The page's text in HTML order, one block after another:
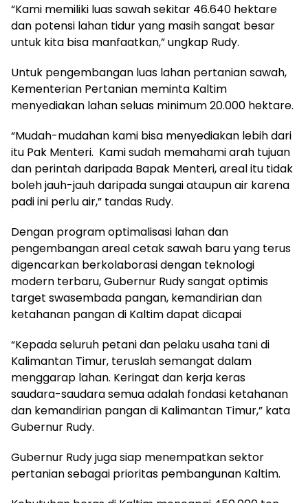
“Kami memiliki luas sawah sekitar 46.640 hektare
dan potensi lahan tidur yang masih sangat besar
untuk kita bisa manfaatkan,” ungkap Rudy.
Untuk pengembangan luas lahan pertanian sawah,
Kementerian Pertanian meminta Kaltim
menyediakan lahan seluas minimum 20.000 hektare.
“Mudah-mudahan kami bisa menyediakan lebih dari
itu Pak Menteri. Kami sudah memahami arah tujuan
dan perintah daripada Bapak Menteri, areal itu tidak
boleh jauh-jauh daripada sungai ataupun air karena
padi ini perlu air,” tandas Rudy.
Dengan program optimalisasi lahan dan
pengembangan areal cetak sawah baru yang terus
digencarkan berkolaborasi dengan teknologi
modern terbaru, Gubernur Rudy sangat optimis
target swasembada pangan, kemandirian dan
ketahanan pangan di Kaltim dapat dicapai
“Kepada seluruh petani dan pelaku usaha tani di
Kalimantan Timur, teruslah semangat dalam
menggarap lahan. Keringat dan kerja keras
saudara-saudara semua adalah fondasi ketahanan
dan kemandirian pangan di Kalimantan Timur,” kata
Gubernur Rudy.
Gubernur Rudy juga siap menempatkan sektor
pertanian sebagai prioritas pembangunan Kaltim.